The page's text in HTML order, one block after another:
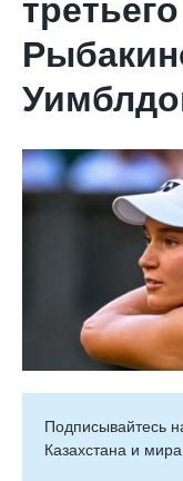
Подписывайтесь
Казахстана и мира